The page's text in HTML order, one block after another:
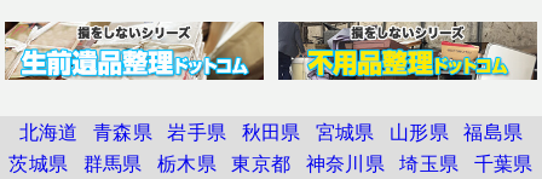
北海道 青森県 岩手県 秋田県 宮城県 山形県 福島県
茨城県 群馬県 栃木県 東京都 神奈川県 埼玉県 千葉県